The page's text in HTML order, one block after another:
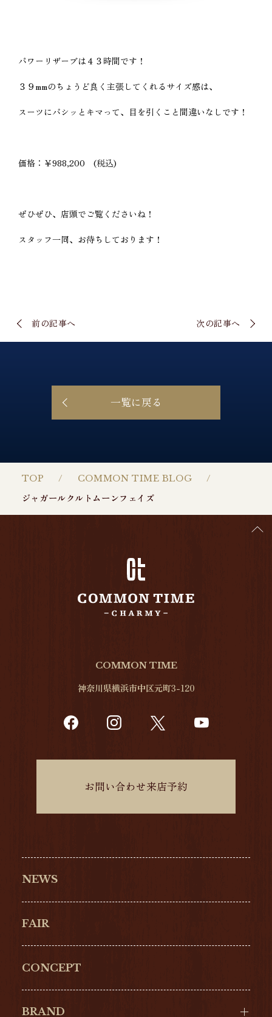
TOP
COMMON TIME BLOG
ジャガールクルトムーンフェイズ
パワーリザーブは４３時間です！
３９mmのちょうど良く主張してくれるサイズ感は、
スーツにバシッとキマって、目を引くこと間違いなしです！
価格：￥988,200 (税込)
ぜひぜひ、店頭でご覧くださいね！
スタッフ一同、お待ちしております！
前の記事へ 次の記事へ
一覧に戻る
NEWS
FAIR
CONCEPT
BRAND
COMMON TIME
神奈川県横浜市中区元町3-120
お問い合わせ来店予約